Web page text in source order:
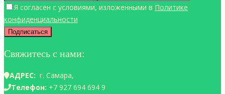
Я согласен с условиями, изложенными в Политике
конфиденциальности
Свяжитесь с нами:
АДРЕС: г. Самара,
Телефон: +7 927 694 694 9